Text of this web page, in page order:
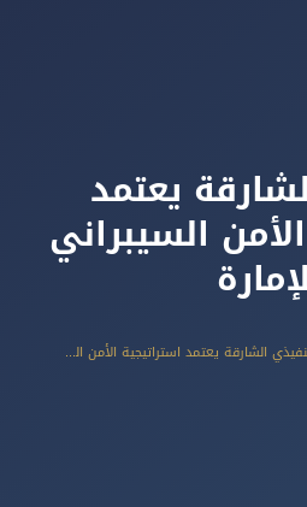
يعتمد
السيبراني
تنفيذي الشارقة يعتمد استراتيجية الأمن السيبراني للإمارة